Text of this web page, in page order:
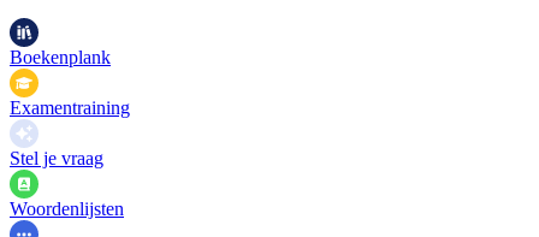
Boekenplank
Examentraining
Stel je vraag
Woordenlijsten